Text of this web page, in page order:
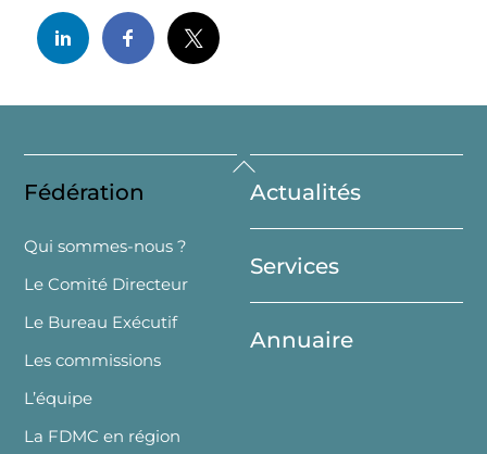
Back
To
Top
Fédération
Qui sommes-nous ?
Le Comité Directeur
Le Bureau Exécutif
Les commissions
L’équipe
La FDMC en région
Actualités
Services
Annuaire